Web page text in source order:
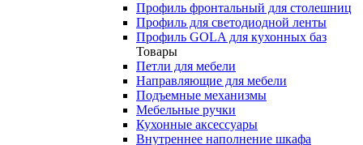
Профиль фронтальный для столешниц
Профиль для светодиодной ленты
Профиль GOLA для кухонных баз
Товары
Петли для мебели
Направляющие для мебели
Подъемные механизмы
Мебельные ручки
Кухонные аксессуары
Внутреннее наполнение шкафа